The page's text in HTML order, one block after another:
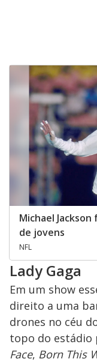
Michael
de jovens
NFL
Lady Gaga
Em um show
direito a uma
drones no céu
topo do estádio
Face, Born This